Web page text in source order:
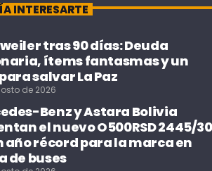
INTERESARTE
tras 90 días: Deuda
ítems fantasmas y un
salvar La Paz
de 2026
Benz y Astara Bolivia
el nuevo O500RSD 2445/30
año récord para la marca en
de buses